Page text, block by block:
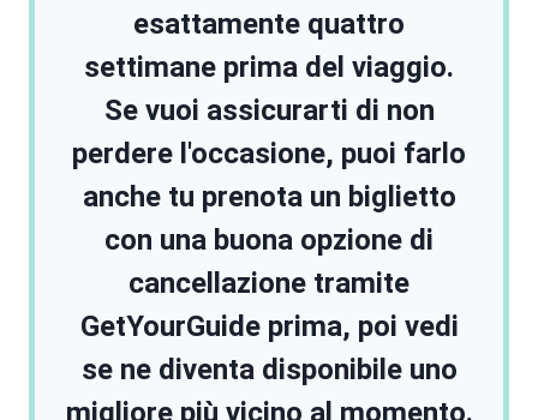
esattamente quattro
settimane prima del viaggio.
Se vuoi assicurarti di non
perdere l'occasione, puoi farlo
anche tu prenota un biglietto
con una buona opzione di
cancellazione tramite
GetYourGuideprima, poi vedi
se ne diventa disponibile uno
migliore più vicino al momento.